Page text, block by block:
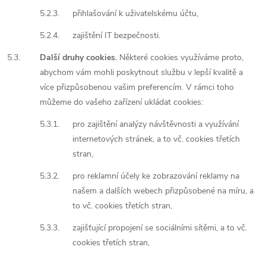
5.2.3.
přihlašování k uživatelskému účtu,
5.2.4.
zajištění IT bezpečnosti.
5.3.
Další druhy cookies. Některé cookies využíváme proto,
abychom vám mohli poskytnout službu v lepší kvalitě a
více přizpůsobenou vašim preferencím. V rámci toho
můžeme do vašeho zařízení ukládat cookies:
5.3.1.
pro zajištění analýzy návštěvnosti a využívání
internetových stránek, a to vč. cookies třetích
stran,
5.3.2.
pro reklamní účely ke zobrazování reklamy na
našem a dalších webech přizpůsobené na míru, a
to vč. cookies třetích stran,
5.3.3.
zajišťující propojení se sociálními sítěmi, a to vč.
cookies třetích stran,